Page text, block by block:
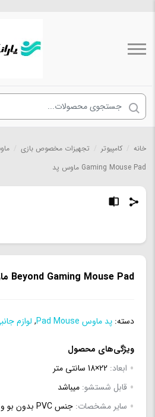
خانه کامپیوتر تجهیزات مخصوص بازی
Gaming Mouse Pad ماوس پد
Beyond Gaming Mouse Pad ماوس پد
دسته: پد ماوس Pad Mouse , لوازم
ویژگی‌های محصول
ابعاد: 22×18 سانتی متر
قابل شستشو: میباشد
سایر مشخصات: جنس PVC بدون بو و بدون ایجاد حساسیت